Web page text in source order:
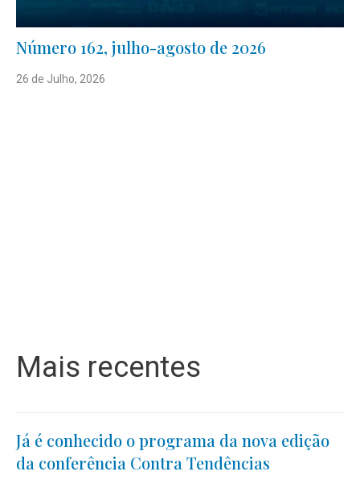
Número 162, julho-agosto de 2026
26 de Julho, 2026
Mais recentes
Já é conhecido o programa da nova edição
da conferência Contra Tendências